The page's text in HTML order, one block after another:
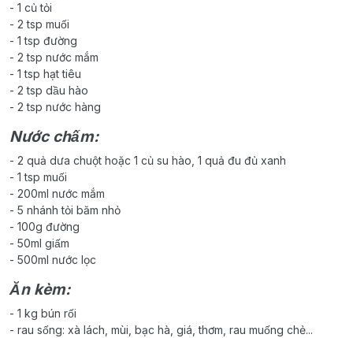
- 1 củ tỏi
- 2 tsp muối
- 1 tsp đường
- 2 tsp nước mắm
- 1 tsp hạt tiêu
- 2 tsp dầu hào
- 2 tsp nước hàng
Nước chấm:
- 2 quả dưa chuột hoặc 1 củ su hào, 1 quả đu đủ xanh
- 1 tsp muối
- 200ml nước mắm
- 5 nhánh tỏi băm nhỏ
- 100g đường
- 50ml giấm
- 500ml nước lọc
Ăn kèm:
- 1 kg bún rối
- rau sống: xà lách, mùi, bạc hà, giá, thơm, rau muống chẻ...